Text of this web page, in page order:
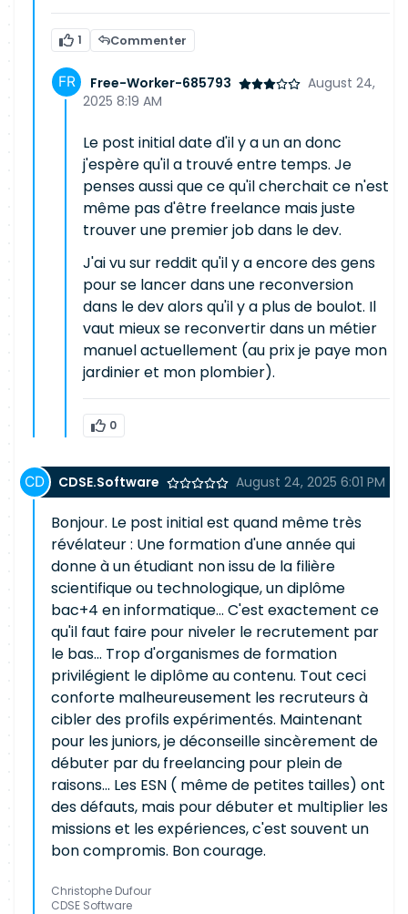
1 Commenter
Free-Worker-685793
August 24,
2025 8:19 AM
Le post initial date d'il y a un an donc
j'espère qu'il a trouvé entre temps. Je
penses aussi que ce qu'il cherchait ce n'est
même pas d'être freelance mais juste
trouver une premier job dans le dev.
J'ai vu sur reddit qu'il y a encore des gens
pour se lancer dans une reconversion
dans le dev alors qu'il y a plus de boulot. Il
vaut mieux se reconvertir dans un métier
manuel actuellement (au prix je paye mon
jardinier et mon plombier).
0
CDSE.Software August 24, 2025 6:01 PM
Bonjour. Le post initial est quand même très
révélateur : Une formation d'une année qui
donne à un étudiant non issu de la filière
scientifique ou technologique, un diplôme
bac+4 en informatique... C'est exactement ce
qu'il faut faire pour niveler le recrutement par
le bas... Trop d'organismes de formation
privilégient le diplôme au contenu. Tout ceci
conforte malheureusement les recruteurs à
cibler des profils expérimentés. Maintenant
pour les juniors, je déconseille sincèrement de
débuter par du freelancing pour plein de
raisons... Les ESN ( même de petites tailles) ont
des défauts, mais pour débuter et multiplier les
missions et les expériences, c'est souvent un
bon compromis. Bon courage.
Christophe Dufour
CDSE Software